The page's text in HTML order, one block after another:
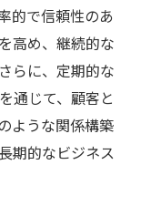
的で信頼性のあ
高め、継続的な
らに、定期的な
通じて、顧客と
ような関係構築
期的なビジネス